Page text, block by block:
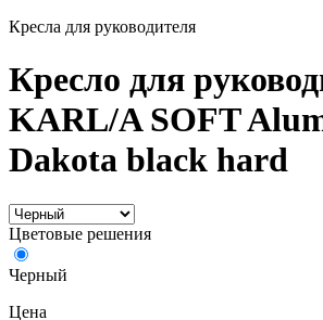
Кресла для руководителя
Кресло для
KARL/A SOFT
Dakota black hard
Цветовые решения
Черный
Цена